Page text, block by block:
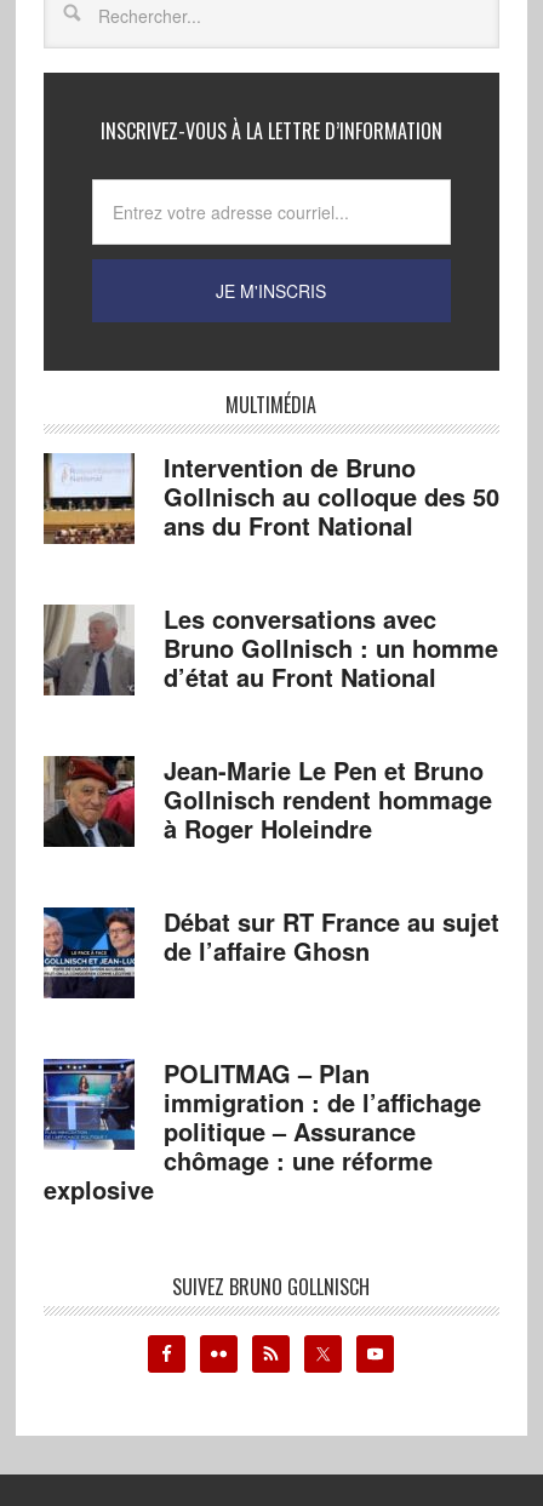
INSCRIVEZ-VOUS À LA LETTRE D’INFORMATION
MULTIMÉDIA
Intervention de Bruno
Gollnisch au colloque des 50
ans du Front National
Les conversations avec
Bruno Gollnisch : un homme
d’état au Front National
Jean-Marie Le Pen et Bruno
Gollnisch rendent hommage
à Roger Holeindre
Débat sur RT France au sujet
de l’affaire Ghosn
POLITMAG – Plan
immigration : de l’affichage
politique – Assurance
chômage : une réforme
explosive
SUIVEZ BRUNO GOLLNISCH